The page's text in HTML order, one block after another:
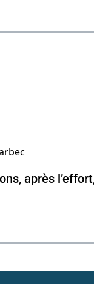
après